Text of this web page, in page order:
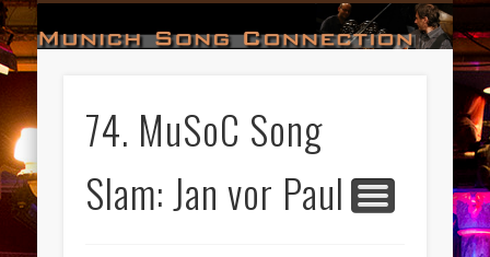
74. MuSoC Song
Slam: Jan vor Paul